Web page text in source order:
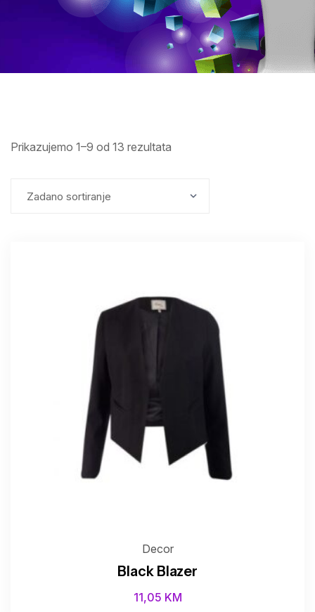
Prikazujemo 1–9 od 13 rezultata
Decor
Black Blazer
11,05 KM